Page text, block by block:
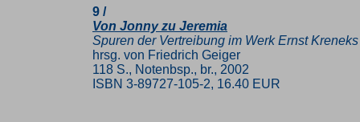
9 /
Von Jonny zu Jeremia
Spuren der Vertreibung im Werk Ernst Kreneks
hrsg. von Friedrich Geiger
118 S., Notenbsp., br., 2002
ISBN 3-89727-105-2, 16.40 EUR